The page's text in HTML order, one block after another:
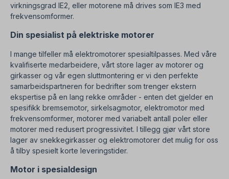
virkningsgrad IE2, eller motorene må drives som IE3 med
frekvensomformer.
Din spesialist på elektriske motorer
I mange tilfeller må elektromotorer spesialtilpasses. Med våre
kvalifiserte medarbeidere, vårt store lager av motorer og
girkasser og vår egen sluttmontering er vi den perfekte
samarbeidspartneren for bedrifter som trenger ekstern
ekspertise på en lang rekke områder - enten det gjelder en
spesifikk bremsemotor, sirkelsagmotor, elektromotor med
frekvensomformer, motorer med variabelt antall poler eller
motorer med redusert progressivitet. I tillegg gjør vårt store
lager av snekkegirkasser og elektromotorer det mulig for oss
å tilby spesielt korte leveringstider.
Motor i spesialdesign